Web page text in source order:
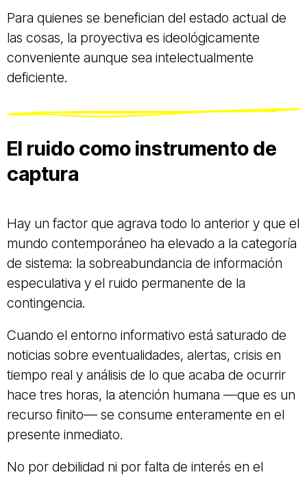
Para quienes se benefician del estado actual de
las cosas, la proyectiva es ideológicamente
conveniente aunque sea intelectualmente
deficiente.
El ruido como instrumento de
captura
Hay un factor que agrava todo lo anterior y que el
mundo contemporáneo ha elevado a la categoría
de sistema: la sobreabundancia de información
especulativa y el ruido permanente de la
contingencia.
Cuando el entorno informativo está saturado de
noticias sobre eventualidades, alertas, crisis en
tiempo real y análisis de lo que acaba de ocurrir
hace tres horas, la atención humana —que es un
recurso finito— se consume enteramente en el
presente inmediato.
No por debilidad ni por falta de interés en el